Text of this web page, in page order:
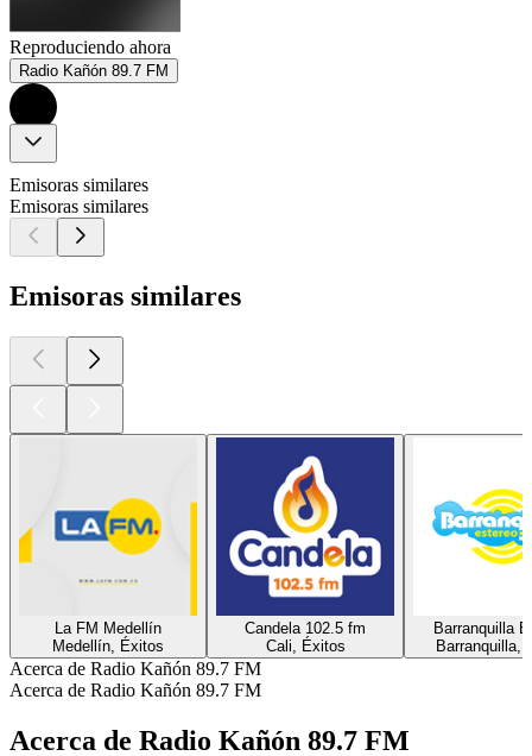
Reproduciendo ahora
Radio Kañón 89.7 FM
Emisoras similares
Emisoras similares
Emisoras similares
La FM Medellín
Medellín, Éxitos
Candela 102.5 fm
Cali, Éxitos
Barranquilla
Barranquilla,
Acerca de Radio Kañón 89.7 FM
Acerca de Radio Kañón 89.7 FM
Acerca de Radio Kañón 89.7 FM